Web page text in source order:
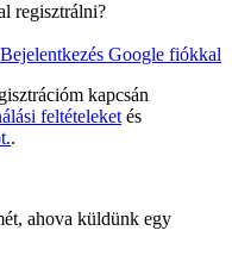
regisztrálni?
Bejelentkezés Google fiókkal
kapcsán
feltételeketés
.
ahova küldünk egy